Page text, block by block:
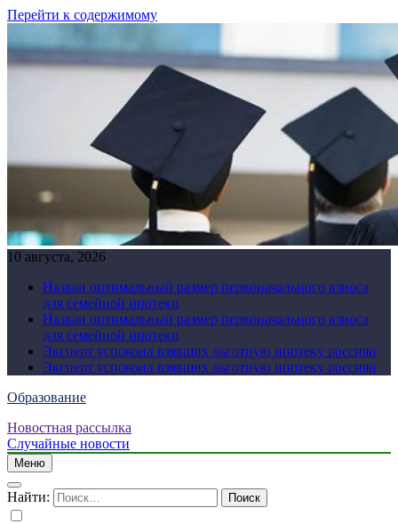
Перейти к содержимому
10 августа, 2026
Назван оптимальный размер первоначального взноса
для семейной ипотеки
Назван оптимальный размер первоначального взноса
для семейной ипотеки
Эксперт успокоил взявших льготную ипотеку россиян
Эксперт успокоил взявших льготную ипотеку россиян
Образование
Новостная рассылка
Случайные новости
Меню
Найти: